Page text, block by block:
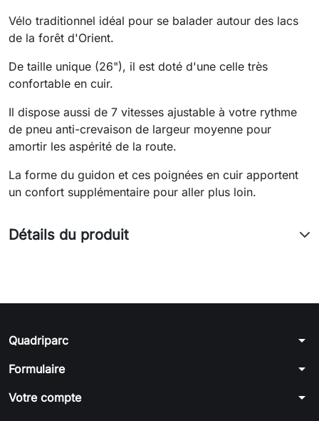
Vélo traditionnel idéal pour se balader autour des lacs
de la forêt d'Orient.
De taille unique (26"), il est doté d'une celle très
confortable en cuir.
Il dispose aussi de 7 vitesses ajustable à votre rythme
de pneu anti-crevaison de largeur moyenne pour
amortir les aspérité de la route.
La forme du guidon et ces poignées en cuir apportent
un confort supplémentaire pour aller plus loin.
Détails du produit
Quadriparc arrow_drop_down
Formulaire arrow_drop_down
Votre compte arrow_drop_down